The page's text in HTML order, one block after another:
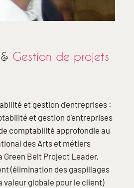
Gestion de projets
et gestion d'entreprises :
et gestion d'entreprises
comptabilité approfondie au
des Arts et métiers
Green Belt Project Leader,
(élimination des gaspillages
valeur globale pour le client)